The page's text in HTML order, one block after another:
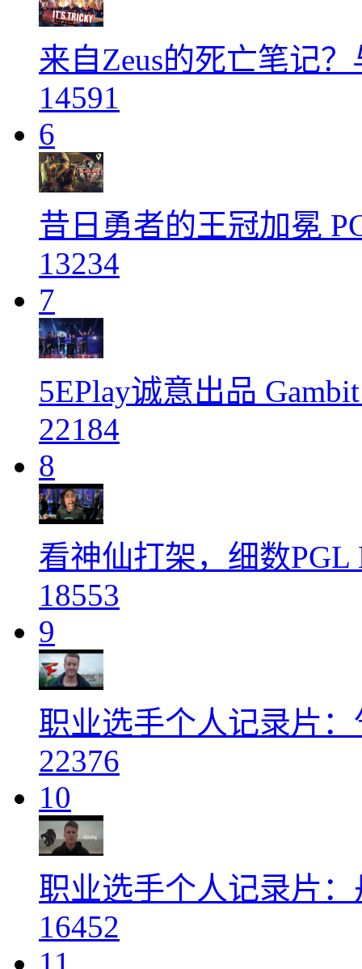
来自Zeus的死亡笔记
14591
6
昔日勇者的王冠加冕
13234
7
5EPlay诚意出品
22184
8
看神仙打架，细数
18553
9
职业选手个人记录片
22376
10
职业选手个人记录片
16452